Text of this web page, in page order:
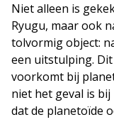
Niet alleen is
Ryugu, maar ook
tolvormig object:
een uitstulping.
voorkomt bij
niet het geval is
dat de planetoïde